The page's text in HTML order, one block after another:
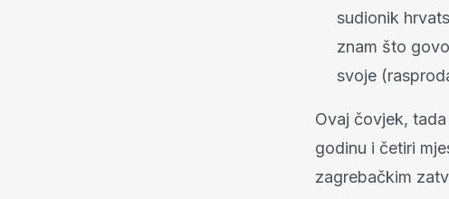
sudionik
znam što
svoje
Ovaj čovjek,
godinu i četiri
zagrebačkim